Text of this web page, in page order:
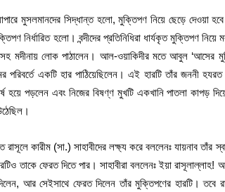
মুসলমানদের সিদ্ধান্ত হলো, মুক্তিপণ নিয়ে ছেড়ে দেওয়া
নির্ধারিত হলো। বন্দীদের প্রতিনিধিরা ধার্যকৃত মুক্তিপণ
মদীনায় লোক পাঠালেন। আল-ওয়াকিদীর মতে আবুল ‘আসের
পরিবর্তে একটি হার পাঠিয়েছিলেন। এই হারটি তাঁর জননী
হয়ে পড়লেন এবং নিজের বিষণ্ণ মুখটি একখানি পাতলা কাপড়
কারীম (সা.) সাহাবীদের লক্ষ্য করে বললেনঃ যায়নাব তাঁর
তাকে ফেরত দিতে পার। সাহাবীরা বললেনঃ ইয়া
আর সেইসাথে ফেরত দিলেন তাঁর মুক্তিপণের হারটি।